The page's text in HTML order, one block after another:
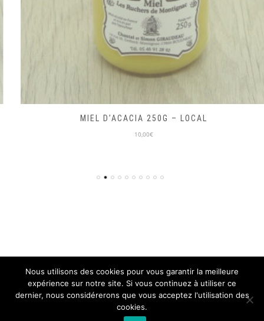
MIEL D’ACACIA 250G – LOCAL
10,00€
© ON PART EN VRAC 2018, TOUS DROITS RÉSERVÉS
SITE DÉVELOPPÉ PAR L'
Nous utilisons des cookies pour vous garantir la meilleure
expérience sur notre site. Si vous continuez à utiliser ce
dernier, nous considérerons que vous acceptez l'utilisation des
cookies.